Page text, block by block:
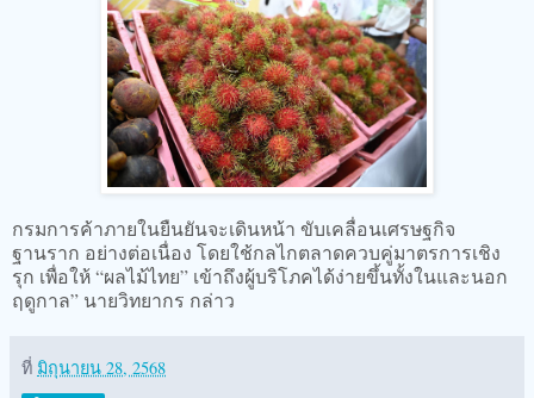
กรมการค้าภายในยืนยันจะเดินหน้า ขับเคลื่อนเศรษฐกิจ
ฐานราก อย่างต่อเนื่อง โดยใช้กลไกตลาดควบคู่มาตรการเชิง
รุก เพื่อให้ “ผลไม้ไทย” เข้าถึงผู้บริโภคได้ง่ายขึ้นทั้งในและนอก
ฤดูกาล” นายวิทยากร กล่าว
ที่ มิถุนายน 28, 2568